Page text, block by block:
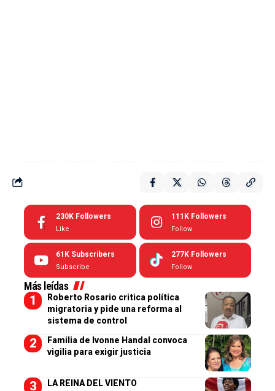
230K Followers
Like
111K Followers
Follow
61K Subscribers
Subscribe
277K Followers
Follow
Más leídas
Roberto Rosario critica política
migratoria y pide una reforma al
sistema de control
Familia de Ivonne Handal convoca
vigilia para exigir justicia
LA REINA DEL VIENTO